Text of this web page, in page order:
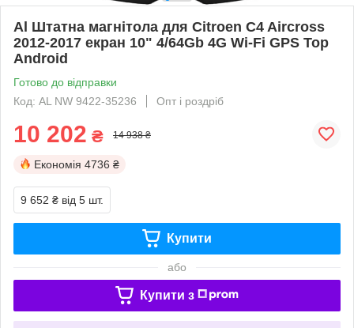
Al Штатна магнітола для Citroen C4 Aircross
2012-2017 екран 10" 4/64Gb 4G Wi-Fi GPS Top
Android
Готово до відправки
Код: AL NW 9422-35236
Опт і роздріб
10 202 ₴ 14 938 ₴
Економія 4736 ₴
9 652 ₴ від 5 шт.
Купити
або
Купити з